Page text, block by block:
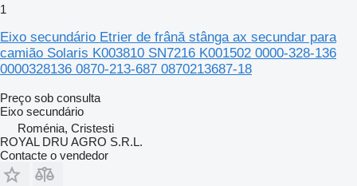
1
Eixo secundário Etrier de frână stânga ax secundar para
camião Solaris K003810 SN7216 K001502 0000-328-136
0000328136 0870-213-687 0870213687-18
Preço sob consulta
Eixo secundário
Roménia, Cristesti
ROYAL DRU AGRO S.R.L.
Contacte o vendedor